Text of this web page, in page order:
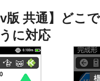
版 共通】どこ
に対応